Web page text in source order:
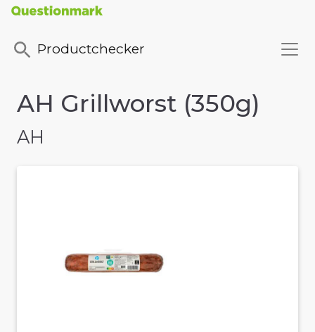
Productchecker
AH Grillworst (350g)
AH